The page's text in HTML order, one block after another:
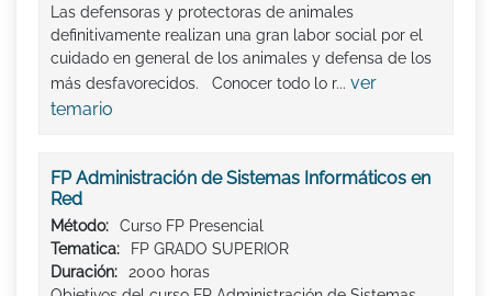
Las defensoras y protectoras de animales
definitivamente realizan una gran labor social por el
cuidado en general de los animales y defensa de los
más desfavorecidos. Conocer todo lo r... ver
temario
FP Administración de Sistemas Informáticos en
Red
Método:
Curso FP Presencial
Tematica:
FP GRADO SUPERIOR
Duración:
2000 horas